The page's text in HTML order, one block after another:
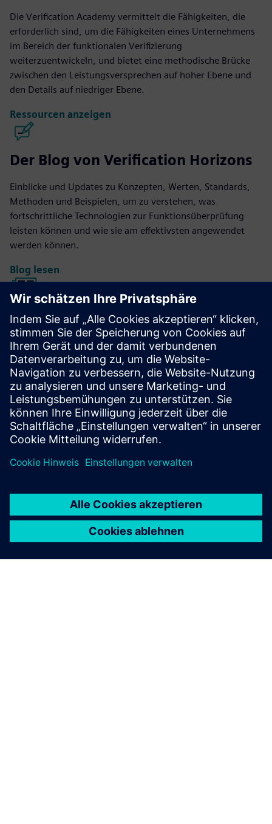
Die Verification Academy vermittelt die Fähigkeiten, die
erforderlich sind, um die Fähigkeiten eines Unternehmens
im Bereich der funktionalen Verifizierung
weiterzuentwickeln, und bietet eine methodische Brücke
zwischen den Leistungsversprechen auf hoher Ebene und
den Details auf niedriger Ebene.
Ressourcen anzeigen
Der Blog von Verification Horizons
Einblicke und Updates zu Konzepten, Werten, Standards,
Methoden und Beispielen, um zu verstehen, was
fortschrittliche Technologien zur Funktionsüberprüfung
leisten können und wie sie am effektivsten angewendet
werden können.
Blog lesen
Verification Horizons
Die Veröffentlichung von Verification Horizons enthält
Konzepte, Werte, Methoden und Beispiele, um zu
verstehen, was fortschrittliche Technologien zur
funktionalen Verifikation leisten können und wie sie am
effektivsten angewendet werden können.
Sehen Sie sich die neueste Ausgabe an